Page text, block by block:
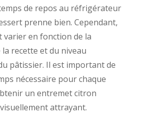
de repos au réfrigérateur
prenne bien. Cependant,
varier en fonction de la
recette et du niveau
pâtissier. Il est important de
nécessaire pour chaque
un entremet citron
attrayant.